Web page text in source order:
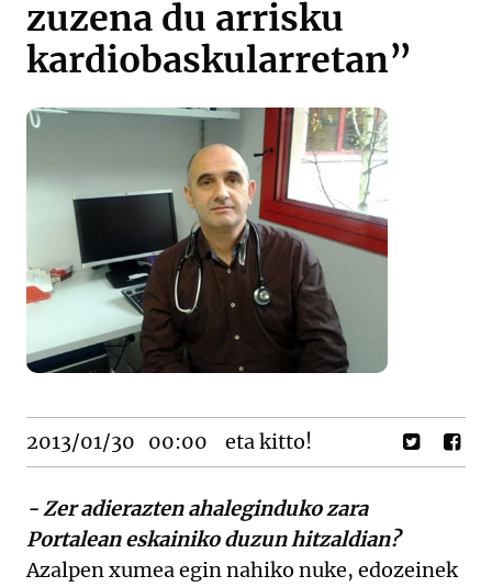
zuzena du arrisku
kardiobaskularretan”
2013/01/30 00:00 eta kitto!
- Zer adierazten ahaleginduko zara
Portalean eskainiko duzun hitzaldian?
Azalpen xumea egin nahiko nuke, edozeinek